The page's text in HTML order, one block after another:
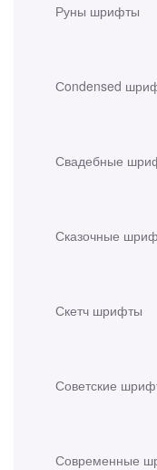
Руны шрифты
Сondensed
Свадебные
Сказочные
Скетч шрифты
Советские
Современные